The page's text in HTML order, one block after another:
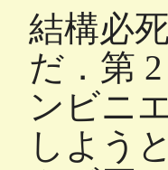
結構必
だ．第
ンビニ
しよう